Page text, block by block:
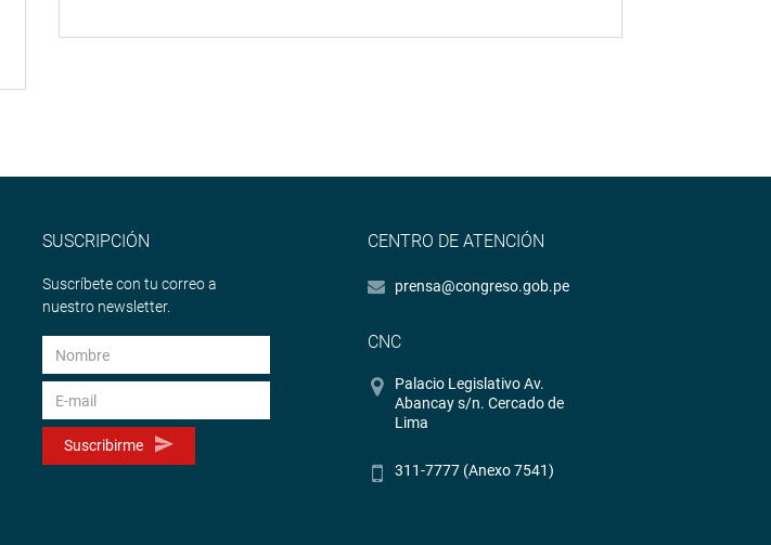
SUSCRIPCIÓN
Suscríbete con tu correo a
nuestro newsletter.
Suscribirme
CENTRO DE ATENCIÓN
prensa@congreso.gob.pe
CNC
Palacio Legislativo Av.
Abancay s/n. Cercado de
Lima
311-7777 (Anexo 7541)